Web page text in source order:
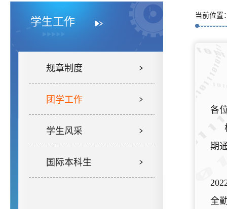
学生工作
规章制度
团学工作
学生风采
国际本科生
当前位置
各
期
全